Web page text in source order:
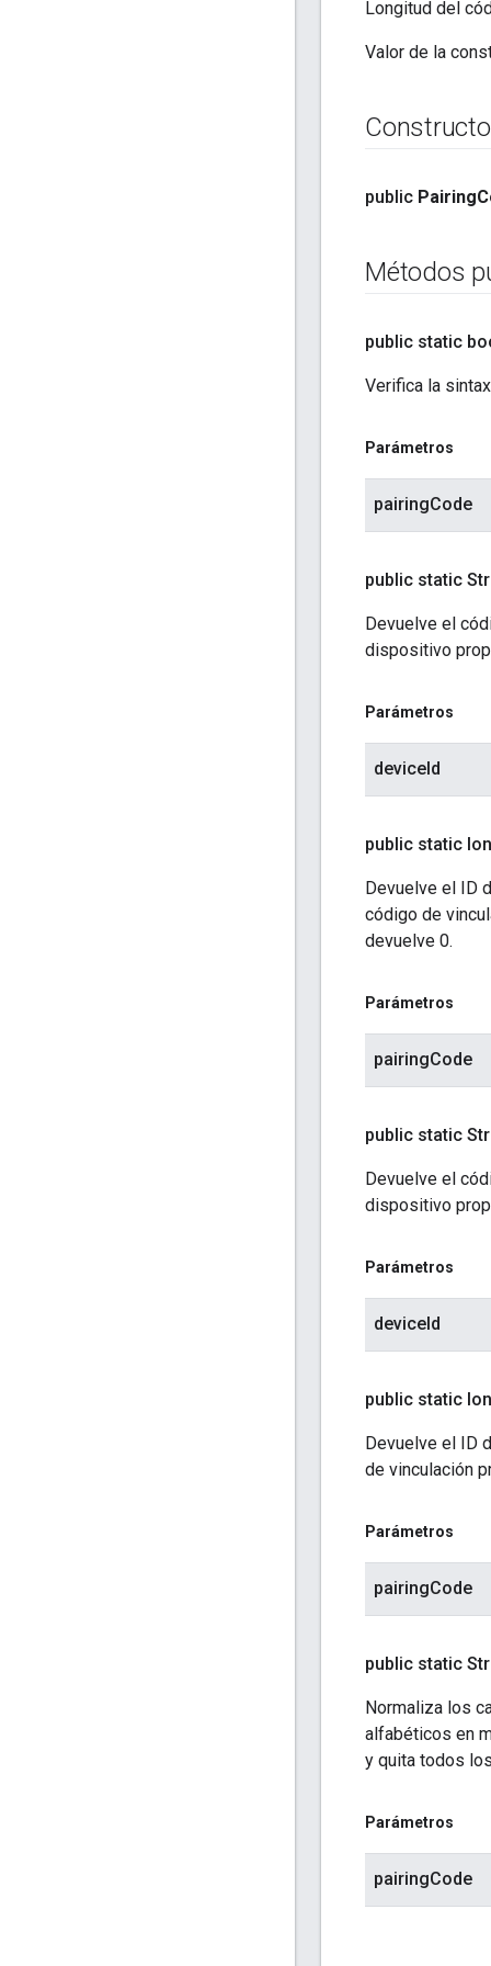
Longitud del
Valor de la
public Pairing
Métodos
public static
Verifica la
Parámetros
pairingCode
public static
Devuelve el
dispositivo
Parámetros
deviceId
public static
Devuelve el ID
código de
devuelve 0.
Parámetros
pairingCode
public static
Devuelve el
dispositivo
Parámetros
deviceId
public static
Devuelve el ID
de vinculación
Parámetros
pairingCode
public static
Normaliza los
alfabéticos en
y quita todos
Parámetros
pairingCode